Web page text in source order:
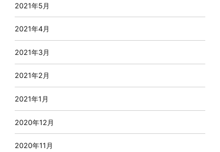
2021年5月
2021年4月
2021年3月
2021年2月
2021年1月
2020年12月
2020年11月